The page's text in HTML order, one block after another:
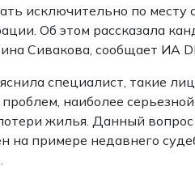
исключительно по месту
Об этом рассказала
Сивакова, сообщает ИА
специалист, такие
наиболее
жилья. Данный вопрос
на примере недавнего